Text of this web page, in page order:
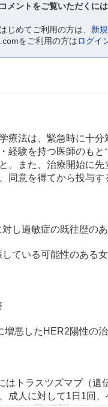
メントをご覧いただくに
はじめてご利用の方は、 新
をご利用の方はログイ
療法は、緊急時に十
経験を持つ医師のも
。また、治療開始に
同意を得てから投与す
し過敏症の既往歴の
ている可能性のある女
増悪したHER2陽性の
はトラスツズマブ（遺
成人に対して1日1回